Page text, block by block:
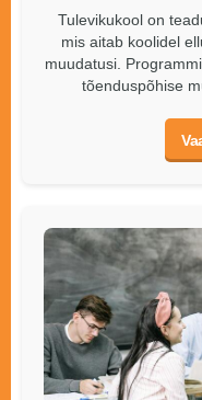
Tulevikukool on
mis aitab koolidel
muudatusi.
tõenduspõhise